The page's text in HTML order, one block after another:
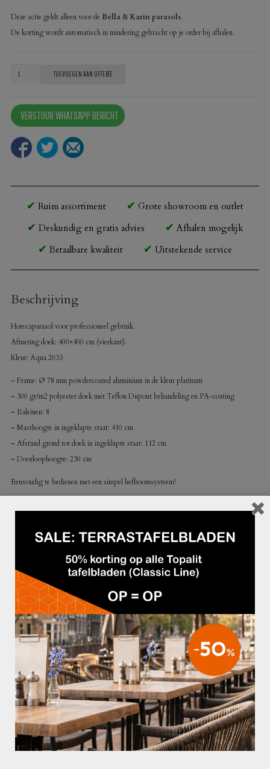
Deze actie geldt alleen voor de Bella & Karin parasols.
De korting wordt automatisch in mindering gebracht op je order bij afhalen.
Parasol
400x400
aqua
TOEVOEGEN AAN OFFERTE
VERSTUUR WHATSAPP BERICHT
Ruim assortiment
Grote showroom en outlet
Deskundig en gratis advies
Afhalen mogelijk
Betaalbare kwaliteit
Uitstekende service
Beschrijving
Horecaparasol voor professioneel gebruik.
Afmeting doek: 400×400 cm (vierkant).
Kleur: Aqua 2033
– Frame: Ø 78 mm powdercoated aluminium in de kleur platinum
– 300 gr/m2 polyester doek met Teflon Dupont behandeling en PA-coating
– Baleinen: 8
– Masthoogte in ingeklapte staat: 410 cm
– Afstand grond tot doek in ingeklapte staat: 112 cm
– Doorloophoogte: 230 cm
Eenvoudig te bedienen met een simpel hefboomsysteem!
ANDERE SUGGESTIES…
PARASOL BELLA 400×500 ZWART€650,00 PARASOL BELLA 300×400 ZWART€450,00